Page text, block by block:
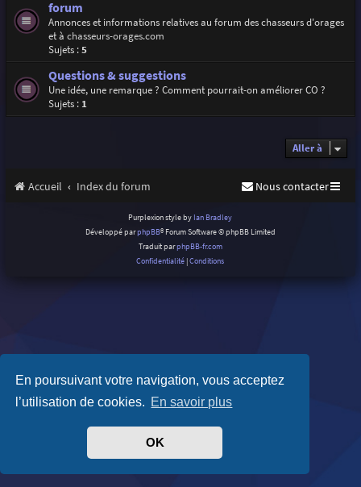
En poursuivant votre navigation, vous acceptez
l’utilisation de cookies. En savoir plus
OK
forum
Annonces et informations relatives au forum des chasseurs d'orages
et à chasseurs-orages.com
Sujets :5
Questions & suggestions
Une idée, une remarque ? Comment pourrait-on améliorer CO ?
Sujets : 1
Aller à
Accueil Index du forum Nous contacter
Purplexion style by Ian Bradley
Développé parphpBB® Forum Software © phpBB Limited
Traduit parphpBB-fr.com
Confidentialité |Conditions